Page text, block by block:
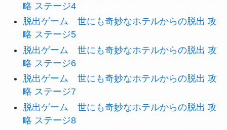
略 ステージ4
脱出ゲーム 世にも奇妙なホテルからの脱出 攻
略 ステージ5
脱出ゲーム 世にも奇妙なホテルからの脱出 攻
略 ステージ6
脱出ゲーム 世にも奇妙なホテルからの脱出 攻
略 ステージ7
脱出ゲーム 世にも奇妙なホテルからの脱出 攻
略 ステージ8